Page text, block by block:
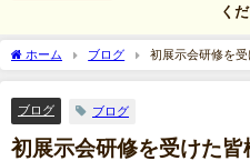
く
ホーム ブログ 初展示会研修を
ブログ ブログ
初展示会研修を受けた皆